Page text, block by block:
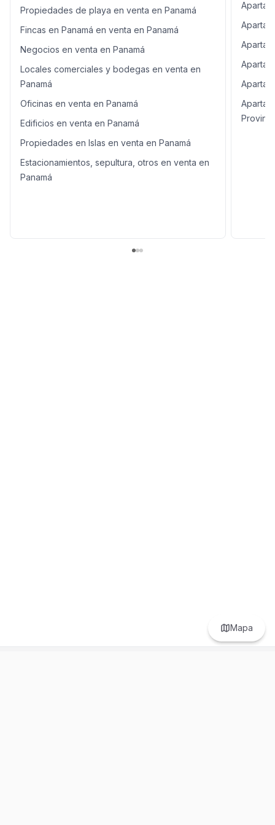
Mapa
verdes, senderos para caminar, parques, canchas
Ciudad de Panamá y al Océano Pacífico. Ubicación
privilegiada Ubicado en Costa del Este, una de las
zonas con mayor valorización de Panamá, con acceso
directo al Corredor Sur y a pocos minutos del centro
corporativo y del Aeropuerto Internacional de Tocumen.
Agenda tu visita y conoce personalmente este
exclusivo apartamento en Maui Costa del Mar. ¡Te
Propiedades de playa en venta en Panamá
Fincas en Panamá en venta en Panamá
Negocios en venta en Panamá
Locales comerciales y bodegas en venta en
Panamá
Oficinas en venta en Panamá
Edificios en venta en Panamá
Propiedades en Islas en venta en Panamá
Estacionamientos, sepultura, otros en venta en
Panamá